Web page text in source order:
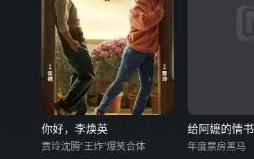
你好，李焕英
贾玲沈腾“王炸”爆笑合体
给阿嬷的情书
年度票房黑马